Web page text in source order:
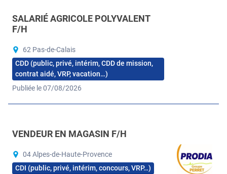
SALARIÉ AGRICOLE POLYVALENT
F/H
62 Pas-de-Calais
CDD (public, privé, intérim, CDD de mission,
contrat aidé, VRP, vacation…)
Publiée le 07/08/2026
VENDEUR EN MAGASIN F/H
04 Alpes-de-Haute-Provence
CDI (public, privé, intérim, concours, VRP…)